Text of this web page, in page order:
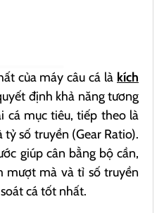
của máy câu cá là kích
định khả năng tương
cá mục tiêu, tiếp theo là
số truyền (Gear Ratio).
giúp cân bằng bộ cần,
mượt mà và tỉ số truyền
cá tốt nhất.